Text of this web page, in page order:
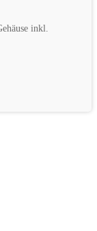
inkl.